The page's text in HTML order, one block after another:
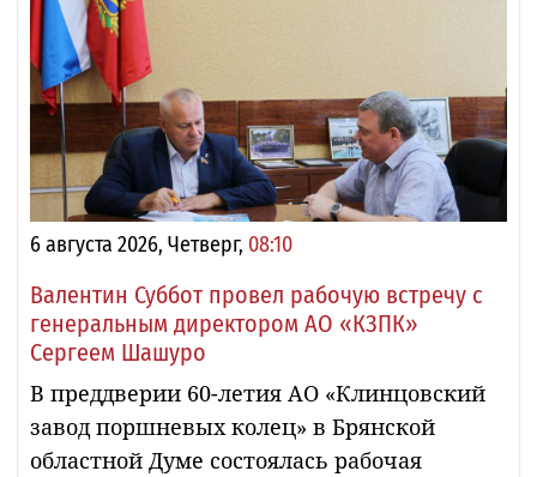
6 августа 2026, Четверг, 08:10
Валентин Суббот провел рабочую встречу с
генеральным директором АО «КЗПК»
Сергеем Шашуро
В преддверии 60-летия АО «Клинцовский
завод поршневых колец» в Брянской
областной Думе состоялась рабочая